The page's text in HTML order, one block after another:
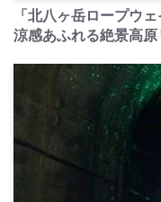
「北八ヶ岳ロープウ
涼感あふれる絶景高原